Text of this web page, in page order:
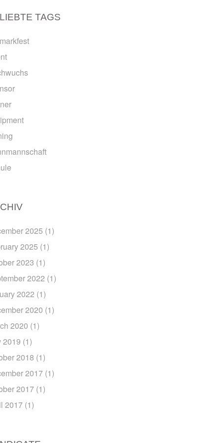
TAGS
2025 (1)
2025 (1)
2023 (1)
2022 (1)
2022 (1)
2020 (1)
2020 (1)
2019 (1)
2018 (1)
2017 (1)
2017 (1)
2017 (1)